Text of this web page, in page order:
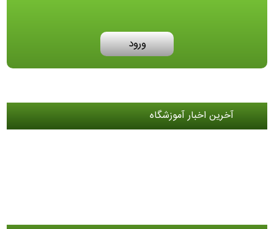
ورود
آخرین اخبار آموزشگاه